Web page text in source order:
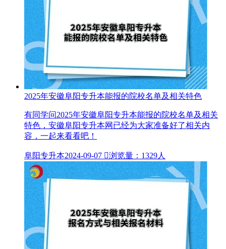
2025年安徽阜阳专升本能报的院校名单及相关特色
有同学问2025年安徽阜阳专升本能报的院校名单及相关
特色，安徽阜阳专升本网已经为大家准备好了相关内
容，一起来看看吧！
阜阳专升本2024-09-07 浏览量：1329人